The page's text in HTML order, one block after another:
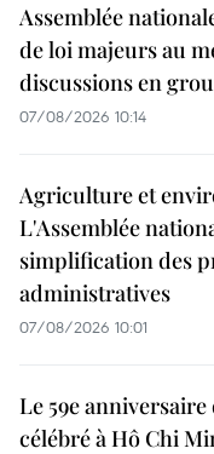
Assemblée
de loi majeurs au
discussions en
07/08/2026 10:14
Agriculture et
L'Assemblée
simplification des
administratives
07/08/2026 10:01
Le 59e anniversaire
célébré à Hô Chi